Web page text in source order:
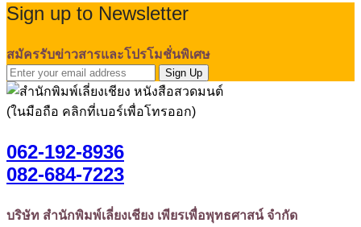
Sign up to Newsletter
สมัครรับข่าวสารและโปรโมชั่นพิเศษ
Sign Up
(ในมือถือ คลิกที่เบอร์เพื่อโทรออก)
062-192-8936
082-684-7223
บริษัท สำนักพิมพ์เลี่ยงเชียง เพียรเพื่อพุทธศาสน์ จำกัด